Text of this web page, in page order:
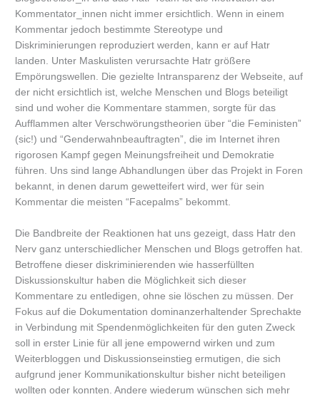
Kommentator_innen nicht immer ersichtlich. Wenn in einem
Kommentar jedoch bestimmte Stereotype und
Diskriminierungen reproduziert werden, kann er auf Hatr
landen. Unter Maskulisten verursachte Hatr größere
Empörungswellen. Die gezielte Intransparenz der Webseite, auf
der nicht ersichtlich ist, welche Menschen und Blogs beteiligt
sind und woher die Kommentare stammen, sorgte für das
Aufflammen alter Verschwörungstheorien über “die Feministen”
(sic!) und “Genderwahnbeauftragten”, die im Internet ihren
rigorosen Kampf gegen Meinungsfreiheit und Demokratie
führen. Uns sind lange Abhandlungen über das Projekt in Foren
bekannt, in denen darum gewetteifert wird, wer für sein
Kommentar die meisten “Facepalms” bekommt.
Die Bandbreite der Reaktionen hat uns gezeigt, dass Hatr den
Nerv ganz unterschiedlicher Menschen und Blogs getroffen hat.
Betroffene dieser diskriminierenden wie hasserfüllten
Diskussionskultur haben die Möglichkeit sich dieser
Kommentare zu entledigen, ohne sie löschen zu müssen. Der
Fokus auf die Dokumentation dominanzerhaltender Sprechakte
in Verbindung mit Spendenmöglichkeiten für den guten Zweck
soll in erster Linie für all jene empowernd wirken und zum
Weiterbloggen und Diskussionseinstieg ermutigen, die sich
aufgrund jener Kommunikationskultur bisher nicht beteiligen
wollten oder konnten. Andere wiederum wünschen sich mehr